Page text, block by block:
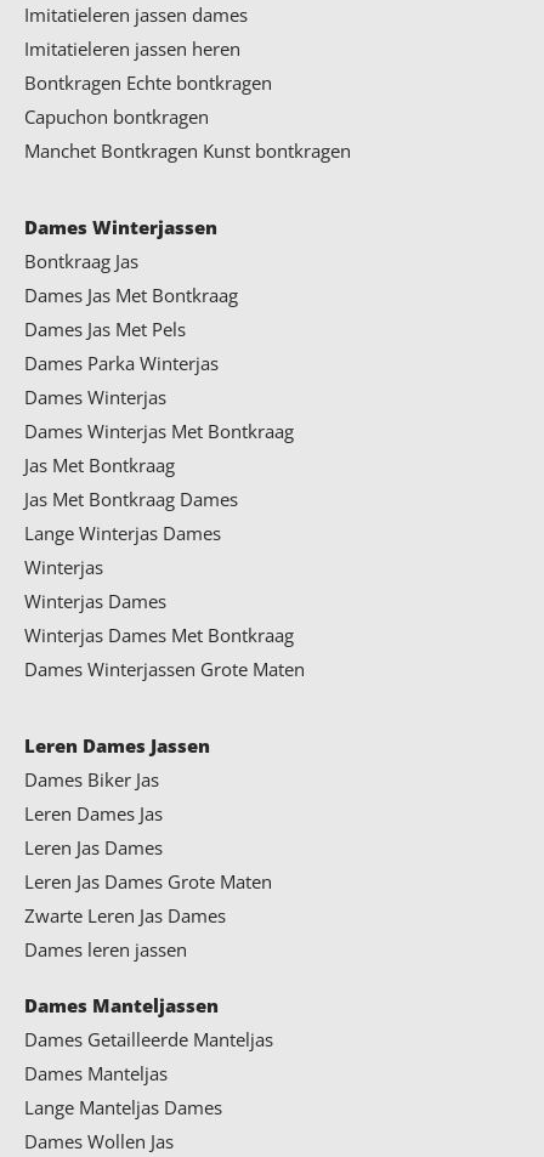
Imitatieleren jassen dames
Imitatieleren jassen heren
Bontkragen Echte bontkragen
Capuchon bontkragen
Manchet Bontkragen Kunst bontkragen
Dames Winterjassen
Bontkraag Jas
Dames Jas Met Bontkraag
Dames Jas Met Pels
Dames Parka Winterjas
Dames Winterjas
Dames Winterjas Met Bontkraag
Jas Met Bontkraag
Jas Met Bontkraag Dames
Lange Winterjas Dames
Winterjas
Winterjas Dames
Winterjas Dames Met Bontkraag
Dames Winterjassen Grote Maten
Leren Dames Jassen
Dames Biker Jas
Leren Dames Jas
Leren Jas Dames
Leren Jas Dames Grote Maten
Zwarte Leren Jas Dames
Dames leren jassen
Dames Manteljassen
Dames Getailleerde Manteljas
Dames Manteljas
Lange Manteljas Dames
Dames Wollen Jas